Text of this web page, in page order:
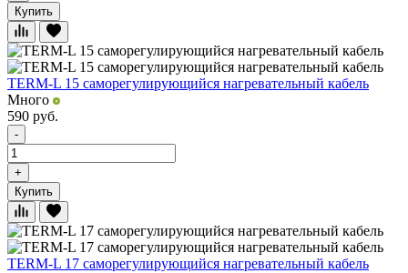
Купить
TERM-L 15 саморегулирующийся нагревательный кабель
Много
590 руб.
-
+
Купить
TERM-L 17 саморегулирующийся нагревательный кабель